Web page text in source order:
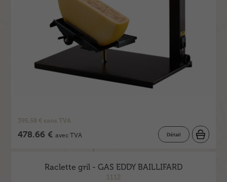
395.58 € sans TVA
478.66 €avec TVA Détail
Raclette gril - GAS EDDY BAILLIFARD
1112